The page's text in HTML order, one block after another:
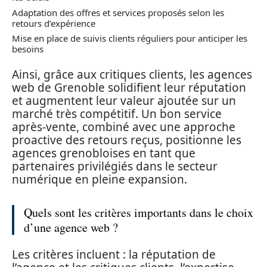
Adaptation des offres et services proposés selon les
retours d’expérience
Mise en place de suivis clients réguliers pour anticiper les
besoins
Ainsi, grâce aux critiques clients, les agences
web de Grenoble solidifient leur réputation
et augmentent leur valeur ajoutée sur un
marché très compétitif. Un bon service
après-vente, combiné avec une approche
proactive des retours reçus, positionne les
agences grenobloises en tant que
partenaires privilégiés dans le secteur
numérique en pleine expansion.
Quels sont les critères importants dans le choix
d’une agence web ?
Les critères incluent : la réputation de